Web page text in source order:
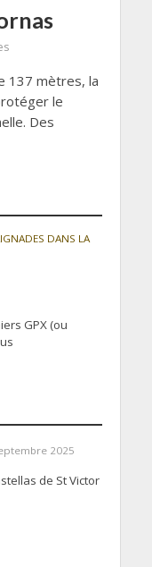
137 mètres, la
le
Des
DANS LA
GPX (ou
2025
de St Victor